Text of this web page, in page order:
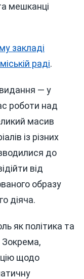
мешканці
закладі
раді.
— у
роботи над
масив
із різних
до
від
образу
діяча.
як політика та
щодо